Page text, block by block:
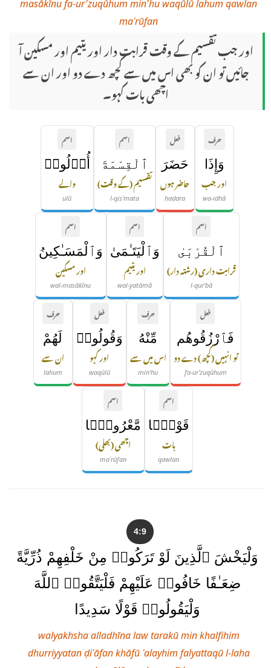
masākīnu fa-ur'zuqūhum min'hu waqūlū lahum qawlan
maʿrūfan
اور جب تقسیم کے وقت قرابت دار اور یتیم اور مسکین آ
جائیں تو ان کو بھی اس میں سے کچھ دے دو اور ان سے
اچھی بات کہو۔
حرف
وَإِذَا
اور جب
wa-idhā
فعل
حَضَرَ
حاضر ہوں
ḥaḍara
اسم
ٱلْقِسْمَةَ
تقسیم (کے وقت)
l-qis'mata
اسم
أُو۟لُوا۟
والے
ulū
اسم
ٱلْقُرْبَىٰ
قرابت داری (رشتہ دار)
l-qur'bā
اسم
وَٱلْيَتَـٰمَىٰ
اور یتیم
wal-yatāmā
اسم
وَٱلْمَسَـٰكِينُ
اور مسکین
wal-masākīnu
فعل
فَٱرْزُقُوهُم
تو انہیں (کچھ) دے دو
fa-ur'zuqūhum
حرف
مِّنْهُ
اس میں سے
min'hu
فعل
وَقُولُوا۟
اور کہو
waqūlū
حرف
لَهُمْ
ان سے
lahum
اسم
قَوْلًۭا
بات
qawlan
اسم
مَّعْرُوفًۭا
اچھی (بھلی)
maʿrūfan
4:9
وَلْيَخْشَ ٱلَّذِينَ لَوْ تَرَكُوا۟ مِنْ خَلْفِهِمْ ذُرِّيَّةً
ضِعَـٰفًا خَافُوا۟ عَلَيْهِمْ فَلْيَتَّقُوا۟ ٱللَّهَ
وَلْيَقُولُوا۟ قَوْلًا سَدِيدًا
walyakhsha alladhīna law tarakū min khalfihim
dhurriyyatan ḍiʿāfan khāfū ʿalayhim falyattaqū l-laha